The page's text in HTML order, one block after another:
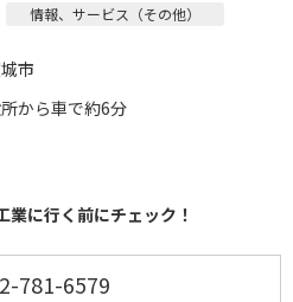
情報、サービス（その他）
市
から車で約6分
業に行く前にチェック！
781-6579